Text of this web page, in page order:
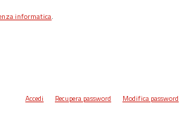
informatica.
Accedi Recupera password Modifica password